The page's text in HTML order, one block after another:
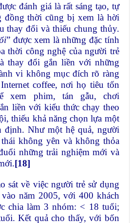
đánh giá là rất sáng tạo, tự
đồng thời cũng bị xem là hời
thay đổi và thiếu chung thủy.
” được xem là những đặc tính
thời công nghệ của người trẻ
thay đổi gắn liền với những
vi không mục đích rõ ràng
coffee, nơi họ tiêu tốn
xem phim, tán gẫu, chơi
liền với kiểu thức chạy theo
thiếu khả năng chọn lựa một
định. Như một hệ quả, người
không yên và không thỏa
những trải nghiệm mới và
[18]
sát về việc người trẻ sử dụng
năm 2005, với 400 khách
chia làm 3 nhóm: < 18 tuổi;
Kết quả cho thấy, với bốn